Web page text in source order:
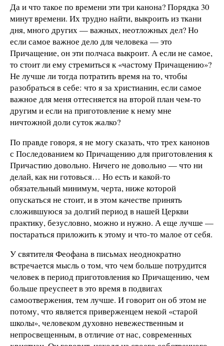
Да и что такое по времени эти три канона? Порядка 30
минут времени. Их трудно найти, выкроить из ткани
дня, много других — важных, неотложных дел? Но
если самое важное дело для человека — это
Причащение, он эти полчаса выкроит. А если не самое,
то стоит ли ему стремиться к «частому Причащению»?
Не лучше ли тогда потратить время на то, чтобы
разобраться в себе: что я за христианин, если самое
важное для меня оттесняется на второй план чем-то
другим и если на приготовление к нему мне
ничтожной доли суток жалко?
По правде говоря, я не могу сказать, что трех канонов
с Последованием ко Причащению для приготовления к
Причастию довольно. Ничего не довольно — что ни
делай, как ни готовься… Но есть и какой-то
обязательный минимум, черта, ниже которой
опускаться не стоит, и в этом качестве принять
сложившуюся за долгий период в нашей Церкви
практику, безусловно, можно и нужно. А еще лучше —
постараться приложить к этому и что-то малое от себя.
У святителя Феофана в письмах неоднократно
встречается мысль о том, что чем больше потрудится
человек в период приготовления ко Причащению, чем
больше преуспеет в это время в подвигах
самоотвержения, тем лучше. И говорит он об этом не
потому, что является приверженцем некой «старой
школы», человеком духовно невежественным и
непросвещенным, в отличие от нас, современных